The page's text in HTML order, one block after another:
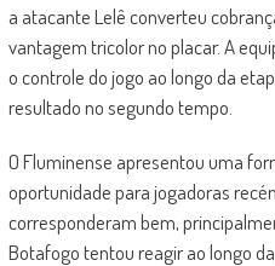
a atacante Lelê converteu
vantagem tricolor no placar. A
o controle do jogo ao longo da
resultado no segundo tempo.
O Fluminense apresentou uma
oportunidade para jogadoras
corresponderam bem,
Botafogo tentou reagir ao longo